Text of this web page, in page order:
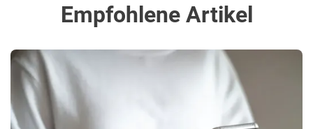
Empfohlene Artikel